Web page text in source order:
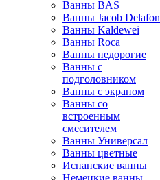
Ванны BAS
Ванны Jacob Delafon
Ванны Kaldewei
Ванны Roca
Ванны недорогие
Ванны с
подголовником
Ванны с экраном
Ванны со
встроенным
смесителем
Ванны Универсал
Ванны цветные
Испанские ванны
Немецкие ванны